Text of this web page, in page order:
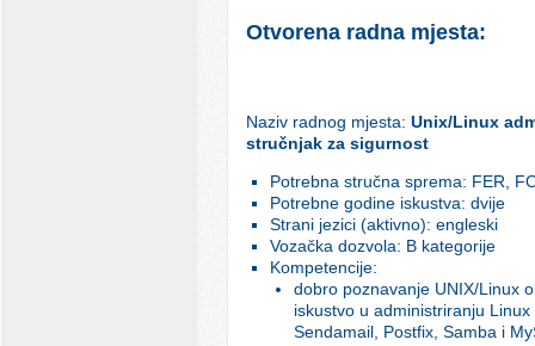
Otvorena radna mjesta:
Naziv radnog mjesta: Unix/Linux
stručnjak za sigurnost
Potrebna stručna sprema: FER,
Potrebne godine iskustva: dvije
Strani jezici (aktivno): engleski
Vozačka dozvola: B kategorije
Kompetencije:
dobro poznavanje UNIX/Linux
iskustvo u administriranju Linux
Sendamail, Postfix, Samba i